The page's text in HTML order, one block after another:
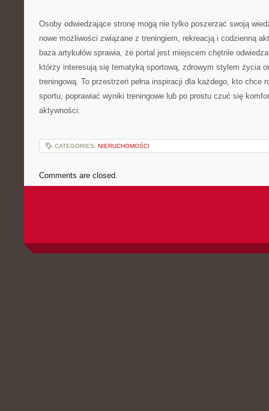
Osoby odwiedzające stronę mogą nie tylko poszerzać swoją
nowe możliwości związane z treningiem, rekreacją i codzienną
baza artykułów sprawia, że portal jest miejscem chętnie
którzy interesują się tematyką sportową, zdrowym stylem życia
treningową. To przestrzeń pełna inspiracji dla każdego, kto chce
sportu, poprawiać wyniki treningowe lub po prostu czuć się
aktywności.
CATEGORIES: NIERUCHOMOŚCI
Comments are closed.